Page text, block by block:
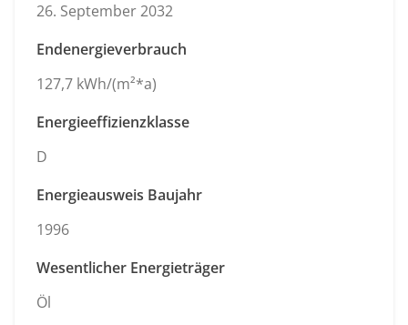
26. September 2032
Endenergieverbrauch
127,7 kWh/(m²*a)
Energieeffizienzklasse
D
Energieausweis Baujahr
1996
Wesentlicher Energieträger
Öl